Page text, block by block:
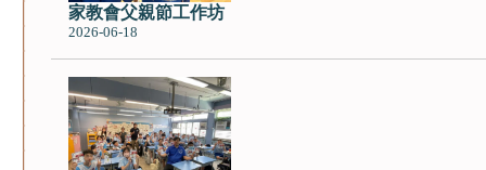
家教會父親節工作坊
2026-06-18